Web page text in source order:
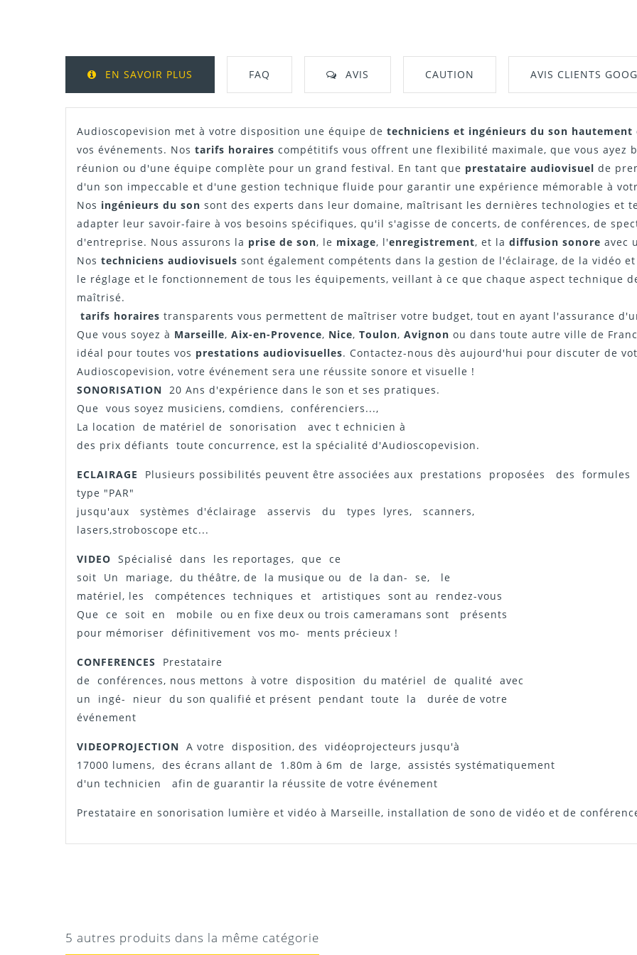
EN SAVOIR PLUS FAQ AVIS CAUTION AVIS CLIENTS
Audioscopevision met à votre disposition une équipe de techniciens et ingénieurs du son hautement
vos événements. Nos tarifs horaires compétitifs vous offrent une flexibilité maximale, que vous ayez
réunion ou d'une équipe complète pour un grand festival. En tant que prestataire audiovisuel de
d'un son impeccable et d'une gestion technique fluide pour garantir une expérience mémorable à
Nos ingénieurs du son sont des experts dans leur domaine, maîtrisant les dernières technologies et
adapter leur savoir-faire à vos besoins spécifiques, qu'il s'agisse de concerts, de conférences, de
d'entreprise. Nous assurons la prise de son, le mixage, l'enregistrement, et la diffusion sonore avec
Nos techniciens audiovisuels sont également compétents dans la gestion de l'éclairage, de la vidéo
le réglage et le fonctionnement de tous les équipements, veillant à ce que chaque aspect technique
maîtrisé.
tarifs horaires transparents vous permettent de maîtriser votre budget, tout en ayant l'assurance
Que vous soyez à Marseille, Aix-en-Provence, Nice, Toulon, Avignon ou dans toute autre ville de
idéal pour toutes vos prestations audiovisuelles. Contactez-nous dès aujourd'hui pour discuter de
Audioscopevision, votre événement sera une réussite sonore et visuelle !
SONORISATION 20 Ans d'expérience dans le son et ses pratiques.
Que vous soyez musiciens, comdiens, conférenciers...,
La location de matériel de sonorisation avec t echnicien à
des prix défiants toute concurrence, est la spécialité d'Audioscopevision.
ECLAIRAGE
Plusieurs possibilités peuvent être associées aux prestations proposées des
type "PAR"
jusqu'aux systèmes d'éclairage asservis du types lyres, scanners,
lasers,stroboscope etc...
VIDEO Spécialisé dans les reportages, que ce
soit Un mariage, du théâtre, de la musique ou de la dan- se, le
matériel, les compétences techniques et artistiques sont au rendez-vous
Que ce soit en mobile ou en fixe deux ou trois cameramans sont présents
pour mémoriser définitivement vos mo- ments précieux !
CONFERENCES
Prestataire
de conférences, nous mettons à votre disposition du matériel de qualité avec
un ingé- nieur du son qualifié et présent pendant toute la durée de votre
événement
VIDEOPROJECTION A votre disposition, des vidéoprojecteurs jusqu'à
17000 lumens, des écrans allant de 1.80m à 6m de large, assistés systématiquement
d'un technicien afin de guarantir la réussite de votre événement
Prestataire en sonorisation lumière et vidéo à Marseille, installation de sono de vidéo et de
5 autres produits dans la même catégorie